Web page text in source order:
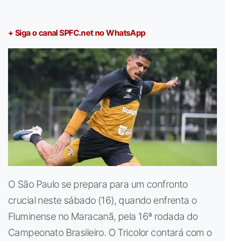
+ Siga o canal SPFC.net no WhatsApp
O São Paulo se prepara para um confronto
crucial neste sábado (16), quando enfrenta o
Fluminense no Maracanã, pela 16ª rodada do
Campeonato Brasileiro. O Tricolor contará com o